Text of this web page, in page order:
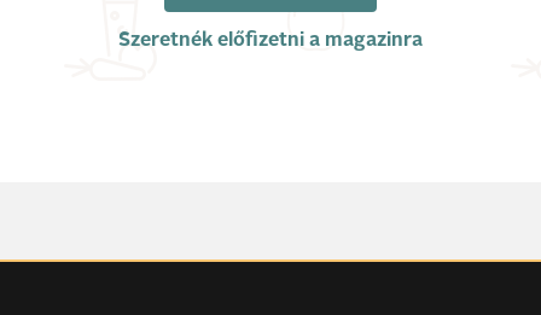
Szeretnék előfizetni a magazinra